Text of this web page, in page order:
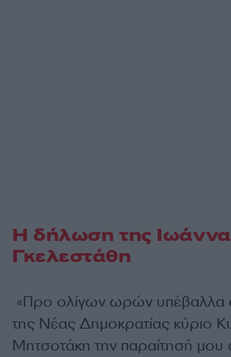
Η δήλωση της
Γκελεστάθη
«Προ ολίγων ωρών υπέβαλλα
της Νέας Δημοκρατίας κύριο
Μητσοτάκη την παραίτησή μου